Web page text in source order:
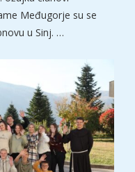
Međugorje su se
u Sinj. …